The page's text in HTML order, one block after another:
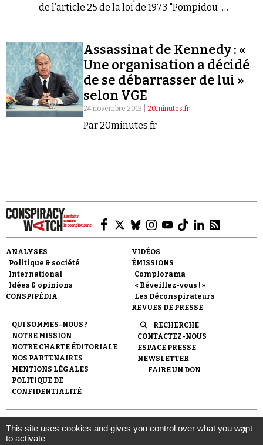
Faire un don
Demander à Vera
de l’article 25 de la loi de 1973 "Pompidou-
du 24 juillet 1936. Mais cette interdiction n’existe
pas vraiment.
Assassinat de Kennedy : «
Une organisation a décidé
de se débarrasser de lui »
selon VGE
24 novembre 2013 | 20minutes.fr
Par 20minutes.fr
ANALYSES
Politique & société
International
Idées & opinions
CONSPIPÉDIA
VIDÉOS
ÉMISSIONS
Complorama
« Réveillez-vous ! »
Les Déconspirateurs
REVUES DE PRESSE
QUI SOMMES-NOUS ?
NOTRE MISSION
NOTRE CHARTE ÉDITORIALE
NOS PARTENAIRES
MENTIONS LÉGALES
POLITIQUE DE
CONFIDENTIALITÉ
RECHERCHE
CONTACTEZ-NOUS
ESPACE PRESSE
NEWSLETTER
FAIRE UN DON
© 2007- 2026 Conspiracy Watch | Une réalisation de
l'Observatoire du conspirationnisme (association loi de 1901) avec
le soutien de la Fondation pour la Mémoire de la Shoah.
X
This site uses cookies and gives you control over what you want
to activate